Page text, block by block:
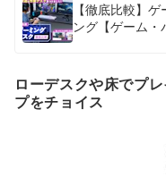
【徹底比較】
ング【ゲーム・
ローデスクや床でプ
プをチョイス